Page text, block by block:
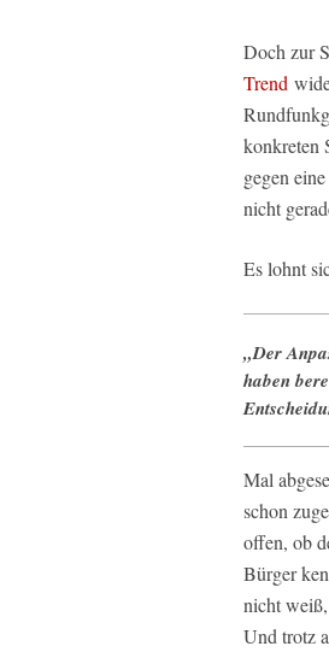
Doch zur
Trend
konkreten
gegen
nicht
Es lohnt
„Der
haben
Mal
schon
offen, ob
Bürger
nicht
Und trotz